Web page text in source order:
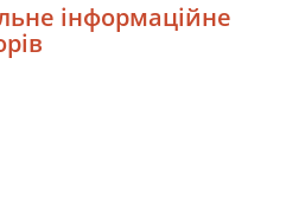
інформаційне